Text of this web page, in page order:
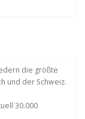
die größte
und der Schweiz.
30.000